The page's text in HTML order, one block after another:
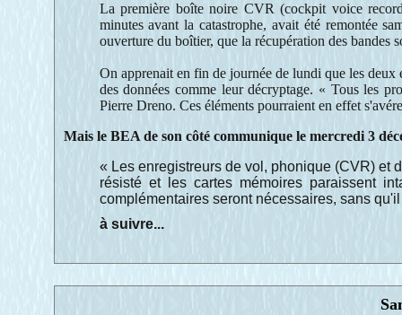
La première boîte noire CVR (cockpit voice
minutes avant la catastrophe, avait été remontée
ouverture du boîtier, que la récupération des bandes
On apprenait en fin de journée de lundi que les deux
des données comme leur décryptage. « Tous les
Pierre Dreno. Ces éléments pourraient en effet
Mais le BEA de son côté communique le mercredi 3
« Les enregistreurs de vol, phonique (CVR) et
résisté et les cartes mémoires paraissent
complémentaires seront nécessaires, sans
à suivre...